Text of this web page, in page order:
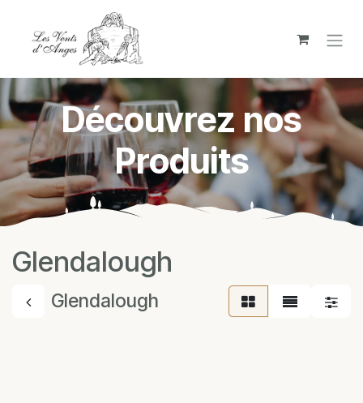
Se rendre au contenu
Découvrez nos
Produits
Glendalough
Glendalough